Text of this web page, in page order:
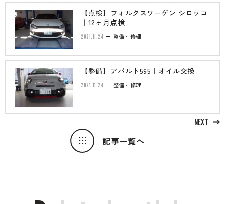
【点検】フォルクスワーゲン シロッコ
｜12ヶ月点検
2021.11.24 整備・修理
記事一覧へ
NEXT
【整備】アバルト595｜オイル交換
2021.11.24 整備・修理